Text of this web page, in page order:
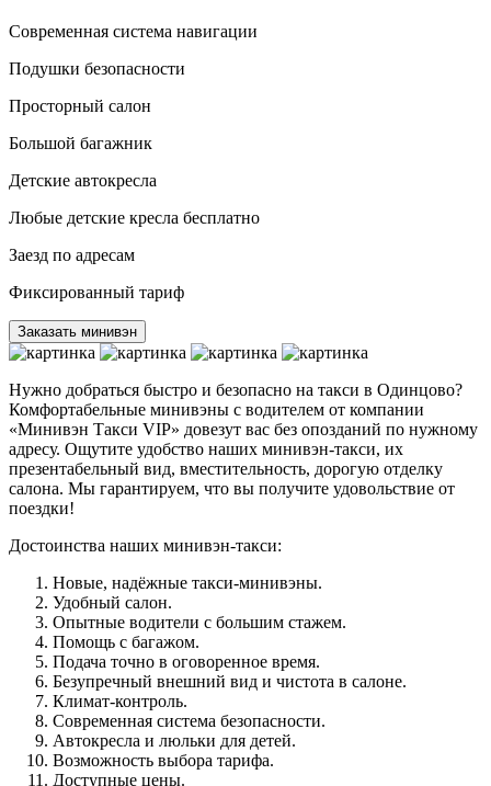
Современная система навигации
Подушки безопасности
Просторный салон
Большой багажник
Детские автокресла
Любые детские кресла бесплатно
Заезд по адресам
Фиксированный тариф
Заказать минивэн
Нужно добраться быстро и безопасно на такси в Одинцово?
Комфортабельные минивэны с водителем от компании
«Минивэн Такси VIP» довезут вас без опозданий по нужному
адресу. Ощутите удобство наших минивэн-такси, их
презентабельный вид, вместительность, дорогую отделку
салона. Мы гарантируем, что вы получите удовольствие от
поездки!
Достоинства наших минивэн-такси:
Новые, надёжные такси-минивэны.
Удобный салон.
Опытные водители с большим стажем.
Помощь с багажом.
Подача точно в оговоренное время.
Безупречный внешний вид и чистота в салоне.
Климат-контроль.
Современная система безопасности.
Автокресла и люльки для детей.
Возможность выбора тарифа.
Доступные цены.